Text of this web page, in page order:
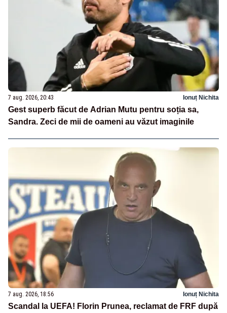
7 aug. 2026, 20:43 Ionuț Nichita
Gest superb făcut de Adrian Mutu pentru soția sa,
Sandra. Zeci de mii de oameni au văzut imaginile
7 aug. 2026, 18:56 Ionuț Nichita
Scandal la UEFA! Florin Prunea, reclamat de FRF după